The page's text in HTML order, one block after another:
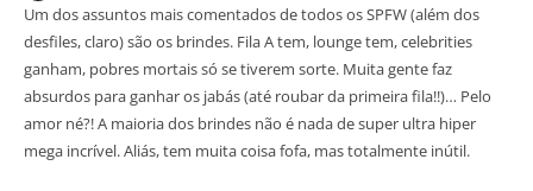
Um dos assuntos mais comentados de todos os SPFW (além dos
desfiles, claro) são os brindes. Fila A tem, lounge tem, celebrities
ganham, pobres mortais só se tiverem sorte. Muita gente faz
absurdos para ganhar os jabás (até roubar da primeira fila!!)… Pelo
amor né?! A maioria dos brindes não é nada de super ultra hiper
mega incrível. Aliás, tem muita coisa fofa, mas totalmente inútil.